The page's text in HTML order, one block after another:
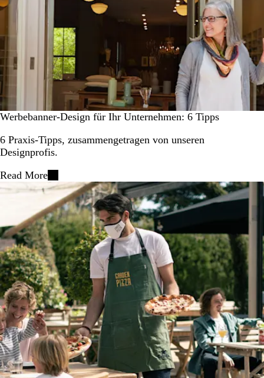
Werbebanner-Design für Ihr Unternehmen: 6 Tipps
6 Praxis-Tipps, zusammengetragen von unseren
Designprofis.
Read More